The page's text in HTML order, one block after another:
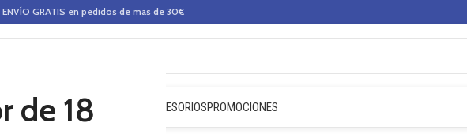
de 18
GRATIS en pedidos de mas de 30€
(ALQUIMIA) ACCESORIOSPROMOCIONES